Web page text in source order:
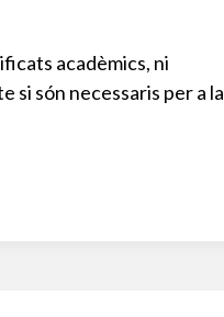
acadèmics, ni
si són necessaris per a la